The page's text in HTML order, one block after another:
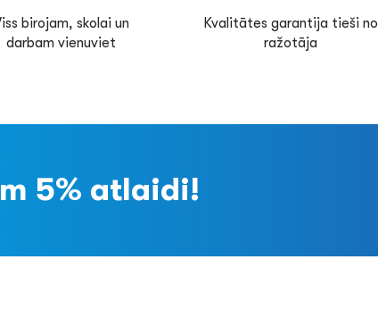
birojam, skolai un
darbam vienuviet
Kvalitātes garantija tieši no
ražotāja
5% atlaidi!